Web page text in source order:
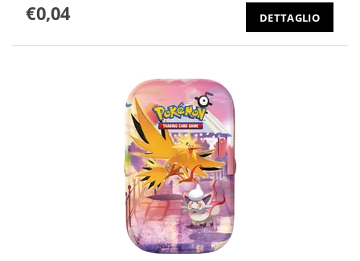
€0,04 DETTAGLIO